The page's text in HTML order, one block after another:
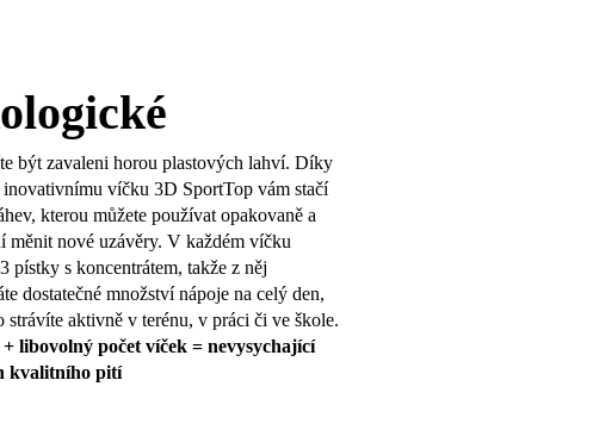
být zavaleni horou plastových lahví. Díky
inovativnímu víčku 3D SportTop vám stačí
kterou můžete používat opakovaně a
měnit nové uzávěry. V každém víčku
pístky s koncentrátem, takže z něj
dostatečné množství nápoje na celý den,
strávíte aktivně v terénu, v práci či ve škole.
+ libovolný počet víček = nevysychající
kvalitního pití